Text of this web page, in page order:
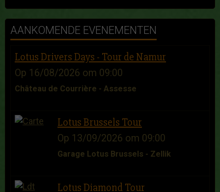
AANKOMENDE EVENEMENTEN
Lotus Drivers Days - Tour de Namur
Op 16/08/2026 om 09:00
Château de Courrière - Assesse
Lotus Brussels Tour
Op 13/09/2026 om 09:00
Garage Lotus Brussels - Zellik
Lotus Diamond Tour